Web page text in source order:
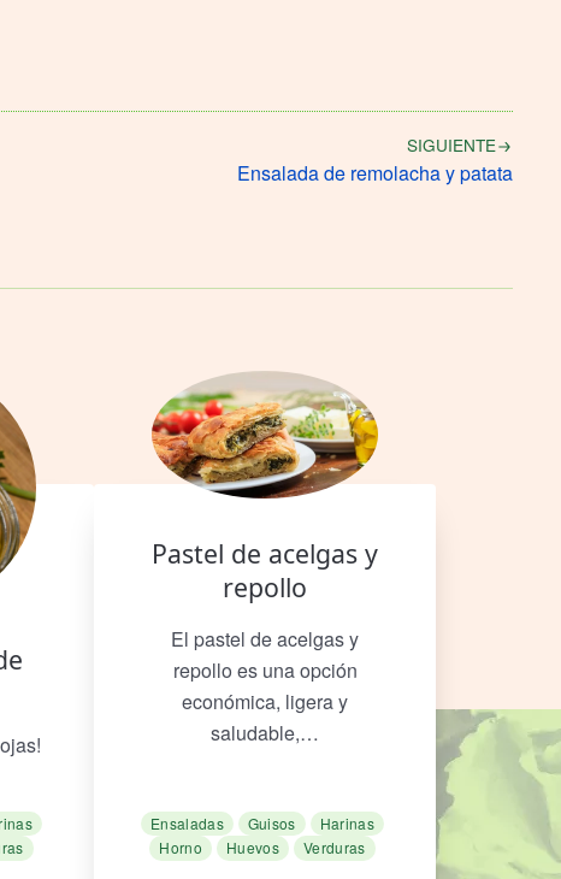
SIGUIENTE
Ensalada de remolacha y patata
Pastel de acelgas y
repollo
El pastel de acelgas y
repollo es una opción
económica, ligera y
saludable,…
Ensaladas Guisos
Harinas
Horno
Huevos Verduras